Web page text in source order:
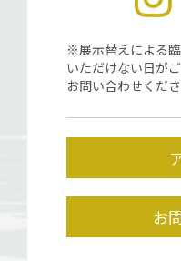
※展示替えによる
いただけない日が
お問い合わせくださ
お